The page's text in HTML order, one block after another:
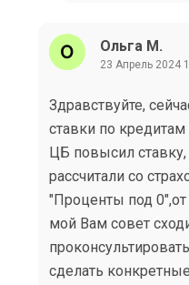
Ольга М.
23 Апрель 2024
Здравствуйте,
ставки по
ЦБ повысил
рассчитали со
"Проценты под 0",от
мой Вам совет
сделать